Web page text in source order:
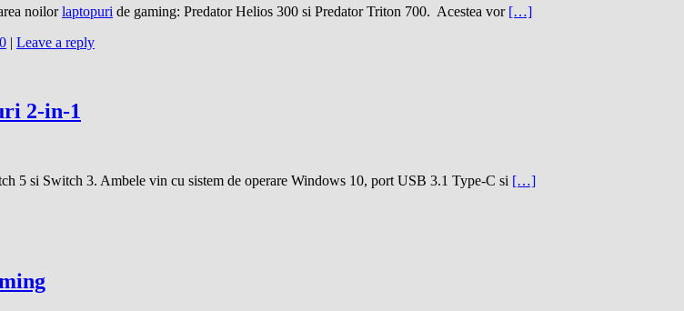
noilorlaptopuri de gaming: Predator Helios 300 si Predator Triton 700. Acestea vor […]
| Leave a reply
2-in-1
5 si Switch 3. Ambele vin cu sistem de operare Windows 10, port USB 3.1 Type-C si […]